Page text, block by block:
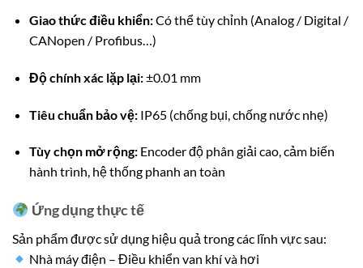
Giao thức điều khiển:Có thể tùy chỉnh (Analog / Digital /
CANopen / Profibus…)
Độ chính xác lặp lại:±0.01 mm
Tiêu chuẩn bảo vệ:IP65 (chống bụi, chống nước nhẹ)
Tùy chọn mở rộng:Encoder độ phân giải cao, cảm biến
hành trình, hệ thống phanh an toàn
Ứng dụng thực tế
Sản phẩm được sử dụng hiệu quả trong các lĩnh vực sau:
Nhà máy điện – Điều khiển van khí và hơi